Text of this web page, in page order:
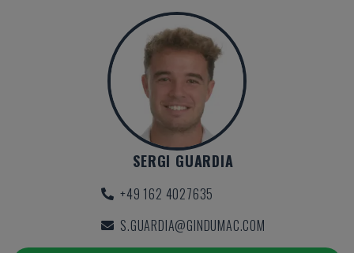
SERGI GUARDIA
+49 162 4027635
S.GUARDIA@GINDUMAC.COM